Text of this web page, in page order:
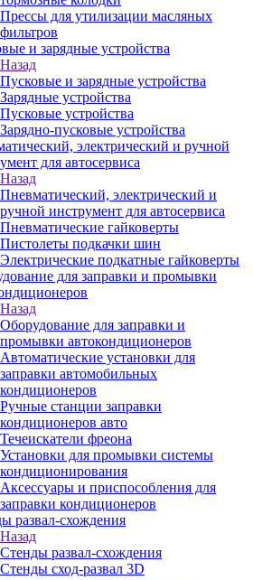
Прессы для утилизации масляных
фильтров
и зарядные устройства
Назад
Пусковые и зарядные устройства
Зарядные устройства
Пусковые устройства
Зарядно-пусковые устройства
электрический и ручной
для автосервиса
Назад
Пневматический, электрический и
ручной инструмент для автосервиса
Пневматические гайковерты
Пистолеты подкачки шин
Электрические подкатные гайковерты
для заправки и промывки
Назад
Оборудование для заправки и
промывки автокондиционеров
Автоматические установки для
заправки автомобильных
кондиционеров
Ручные станции заправки
кондиционеров авто
Течеискатели фреона
Установки для промывки системы
кондиционирования
Аксессуары и приспособления для
заправки кондиционеров
развал-схождения
Назад
Стенды развал-схождения
Стенды сход-развал 3D